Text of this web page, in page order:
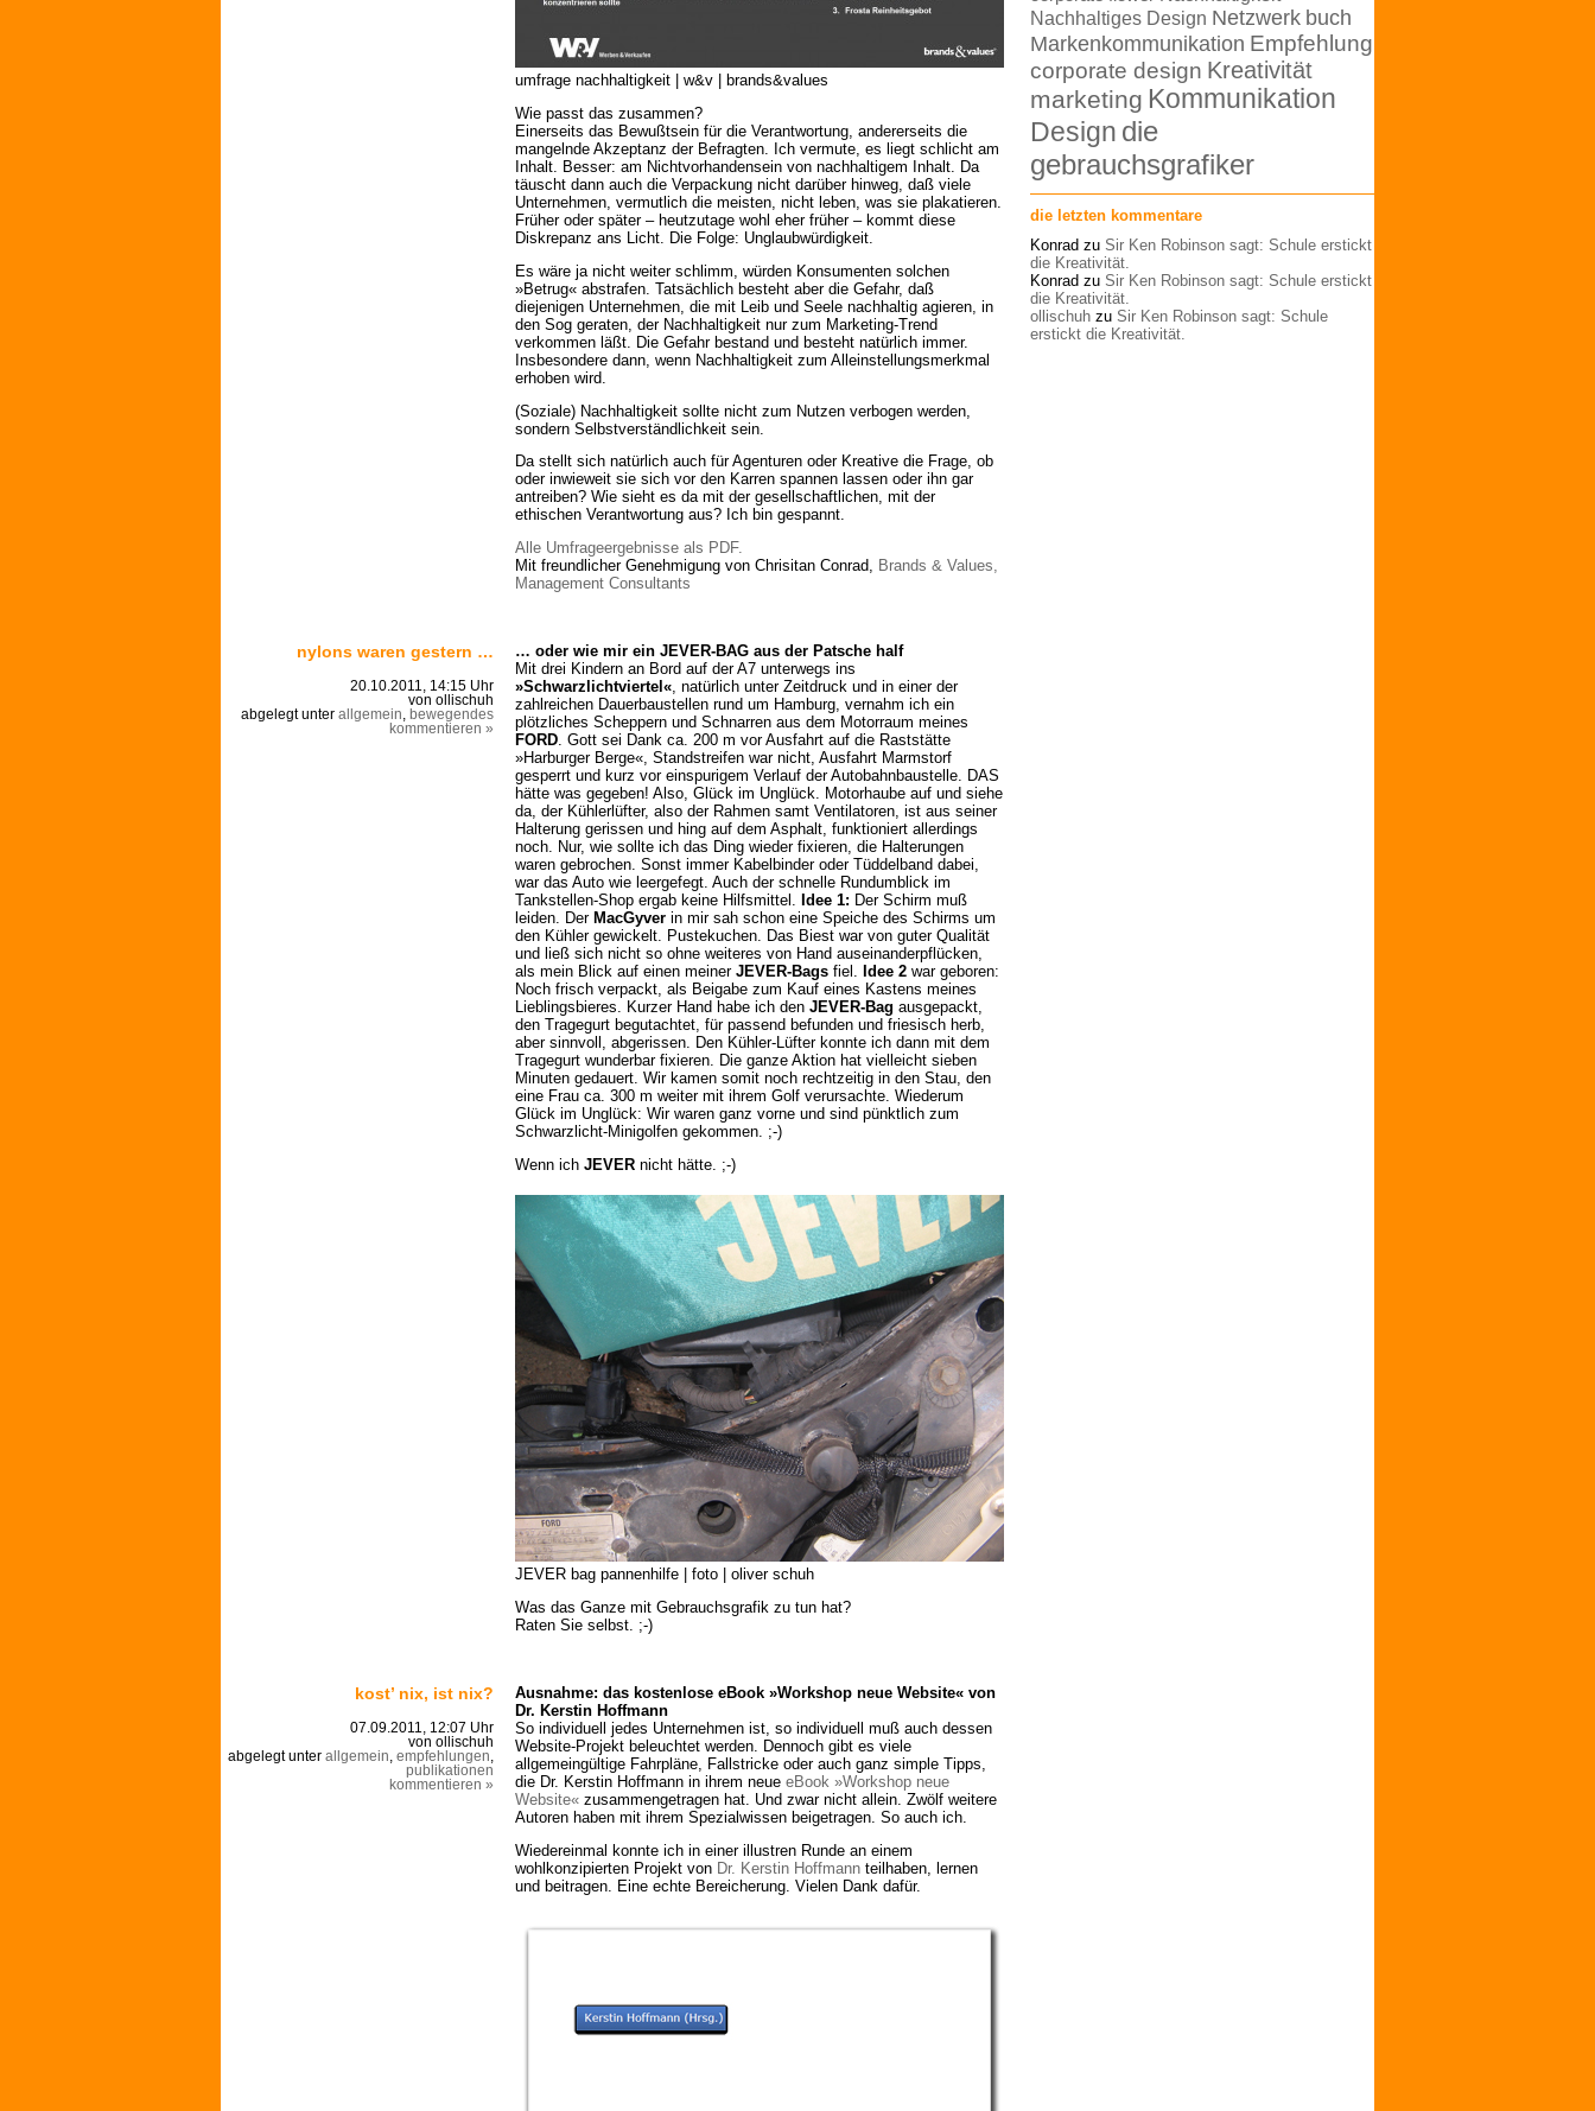
umfrage nachhaltigkeit | w&v | brands&values
Wie passt das zusammen?
Einerseits das Bewußtsein für die Verantwortung, andererseits die
mangelnde Akzeptanz der Befragten. Ich vermute, es liegt schlicht am
Inhalt. Besser: am Nichtvorhandensein von nachhaltigem Inhalt. Da
täuscht dann auch die Verpackung nicht darüber hinweg, daß viele
Unternehmen, vermutlich die meisten, nicht leben, was sie plakatieren.
Früher oder später – heutzutage wohl eher früher – kommt diese
Diskrepanz ans Licht. Die Folge: Unglaubwürdigkeit.
Es wäre ja nicht weiter schlimm, würden Konsumenten solchen
»Betrug« abstrafen. Tatsächlich besteht aber die Gefahr, daß
diejenigen Unternehmen, die mit Leib und Seele nachhaltig agieren, in
den Sog geraten, der Nachhaltigkeit nur zum Marketing-Trend
verkommen läßt. Die Gefahr bestand und besteht natürlich immer.
Insbesondere dann, wenn Nachhaltigkeit zum Alleinstellungsmerkmal
erhoben wird.
(Soziale) Nachhaltigkeit sollte nicht zum Nutzen verbogen werden,
sondern Selbstverständlichkeit sein.
Da stellt sich natürlich auch für Agenturen oder Kreative die Frage, ob
oder inwieweit sie sich vor den Karren spannen lassen oder ihn gar
antreiben? Wie sieht es da mit der gesellschaftlichen, mit der
ethischen Verantwortung aus? Ich bin gespannt.
Alle Umfrageergebnisse als PDF.
Mit freundlicher Genehmigung von Chrisitan Conrad, Brands & Values,
Management Consultants
nylons waren gestern …
20.10.2011, 14:15 Uhr
von ollischuh
abgelegt unter allgemein
bewegendes
kommentieren »
… oder wie mir ein JEVER-BAG aus der Patsche half
Mit drei Kindern an Bord auf der A7 unterwegs ins
»Schwarzlichtviertel«, natürlich unter Zeitdruck und in einer der
zahlreichen Dauerbaustellen rund um Hamburg, vernahm ich ein
plötzliches Scheppern und Schnarren aus dem Motorraum meines
FORD. Gott sei Dank ca. 200 m vor Ausfahrt auf die Raststätte
»Harburger Berge«, Standstreifen war nicht, Ausfahrt Marmstorf
gesperrt und kurz vor einspurigem Verlauf der Autobahnbaustelle. DAS
hätte was gegeben! Also, Glück im Unglück. Motorhaube auf und siehe
da, der Kühlerlüfter, also der Rahmen samt Ventilatoren, ist aus seiner
Halterung gerissen und hing auf dem Asphalt, funktioniert allerdings
noch. Nur, wie sollte ich das Ding wieder fixieren, die Halterungen
waren gebrochen. Sonst immer Kabelbinder oder Tüddelband dabei,
war das Auto wie leergefegt. Auch der schnelle Rundumblick im
Tankstellen-Shop ergab keine Hilfsmittel. Idee 1: Der Schirm muß
leiden. Der MacGyver in mir sah schon eine Speiche des Schirms um
den Kühler gewickelt. Pustekuchen. Das Biest war von guter Qualität
und ließ sich nicht so ohne weiteres von Hand auseinanderpflücken,
als mein Blick auf einen meiner JEVER-Bags fiel. Idee 2 war geboren:
Noch frisch verpackt, als Beigabe zum Kauf eines Kastens meines
Lieblingsbieres. Kurzer Hand habe ich den JEVER-Bag ausgepackt,
den Tragegurt begutachtet, für passend befunden und friesisch herb,
aber sinnvoll, abgerissen. Den Kühler-Lüfter konnte ich dann mit dem
Tragegurt wunderbar fixieren. Die ganze Aktion hat vielleicht sieben
Minuten gedauert. Wir kamen somit noch rechtzeitig in den Stau, den
eine Frau ca. 300 m weiter mit ihrem Golf verursachte. Wiederum
Glück im Unglück: Wir waren ganz vorne und sind pünktlich zum
Schwarzlicht-Minigolfen gekommen. ;-)
Wenn ich JEVER nicht hätte. ;-)
JEVER bag pannenhilfe | foto | oliver schuh
Was das Ganze mit Gebrauchsgrafik zu tun hat?
Raten Sie selbst. ;-)
kost’ nix, ist nix?
07.09.2011, 12:07 Uhr
von ollischuh
abgelegt unter allgemein empfehlungen
publikationen
kommentieren »
Ausnahme: das kostenlose eBook »Workshop neue Website« von
Dr. Kerstin Hoffmann
So individuell jedes Unternehmen ist, so individuell muß auch dessen
Website-Projekt beleuchtet werden. Dennoch gibt es viele
allgemeingültige Fahrpläne, Fallstricke oder auch ganz simple Tipps,
die Dr. Kerstin Hoffmann in ihrem neue eBook »Workshop neue
Website« zusammengetragen hat. Und zwar nicht allein. Zwölf weitere
Autoren haben mit ihrem Spezialwissen beigetragen. So auch ich.
Wiedereinmal konnte ich in einer illustren Runde an einem
wohlkonzipierten Projekt von Dr. Kerstin Hoffmann teilhaben, lernen
und beitragen. Eine echte Bereicherung. Vielen Dank dafür.
Nachhaltiges Design Netzwerk buch
Markenkommunikation Empfehlung
corporate design Kreativität
marketing Kommunikation
Design die
gebrauchsgrafiker
die letzten kommentare
Konrad zu Sir Ken Robinson sagt: Schule erstickt
die Kreativität.
Konrad zu Sir Ken Robinson sagt: Schule erstickt
die Kreativität.
ollischuh zu Sir Ken Robinson sagt: Schule
erstickt die Kreativität.